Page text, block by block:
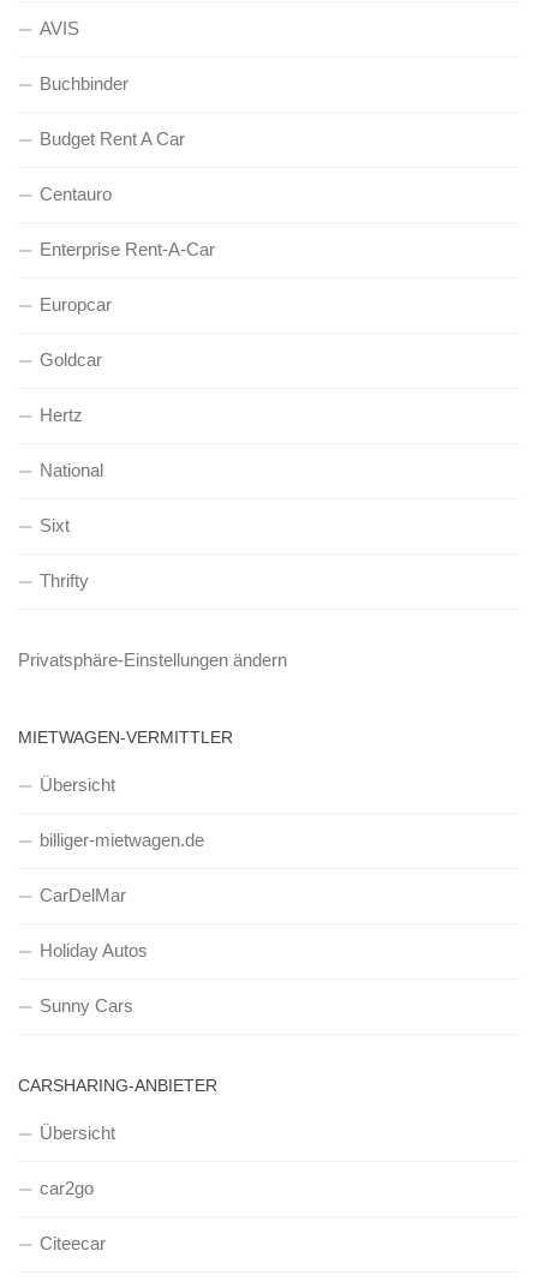
AVIS
Buchbinder
Budget Rent A Car
Centauro
Enterprise Rent-A-Car
Europcar
Goldcar
Hertz
National
Sixt
Thrifty
Privatsphäre-Einstellungen ändern
MIETWAGEN-VERMITTLER
Übersicht
billiger-mietwagen.de
CarDelMar
Holiday Autos
Sunny Cars
CARSHARING-ANBIETER
Übersicht
car2go
Citeecar